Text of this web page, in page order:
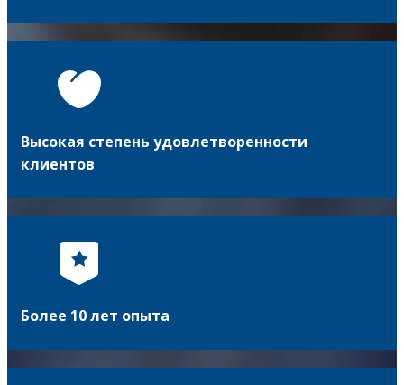
Высокая степень удовлетворенности
клиентов
Более 10 лет опыта